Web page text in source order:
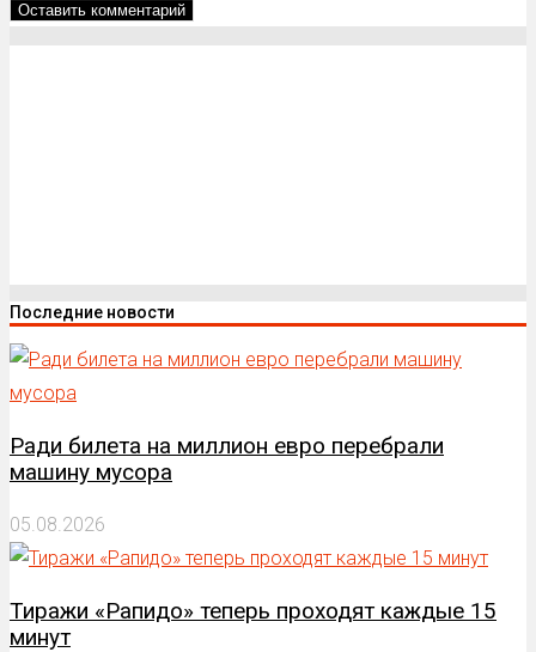
Последние новости
Ради билета на миллион евро перебрали
машину мусора
05.08.2026
Тиражи «Рапидо» теперь проходят каждые 15
минут